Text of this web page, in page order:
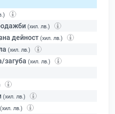
(хил. лв.)
дейност (хил. лв.)
(хил. лв.)
загуба (хил. лв.)
(хил. лв.)
(хил. лв.)